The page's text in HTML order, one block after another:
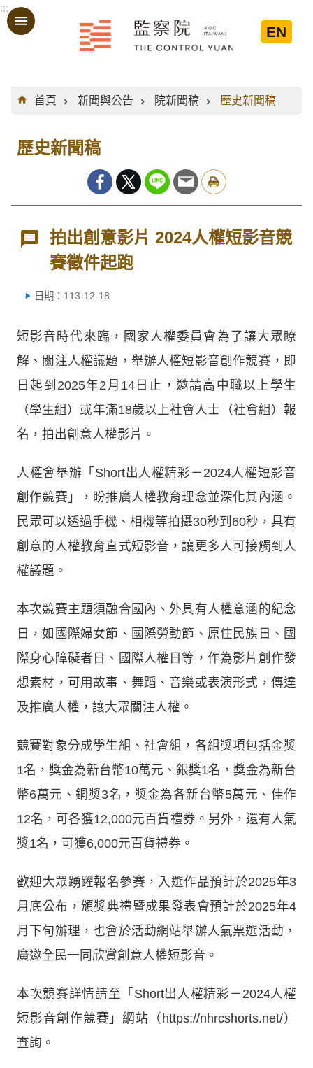
跳到主要內容區塊
:::
EN
:::
首頁
新聞與公告 院新聞稿 歷史新聞稿
歷史新聞稿
拍出創意影片 2024人權短影音競
賽徵件起跑
日期：113-12-18
短影音時代來臨，國家人權委員會為了讓大眾瞭
解、關注人權議題，舉辦人權短影音創作競賽，即
日起到2025年2月14日止，邀請高中職以上學生
（學生組）或年滿18歲以上社會人士（社會組）報
名，拍出創意人權影片。
人權會舉辦「Short出人權精彩－2024人權短影音
創作競賽」，盼推廣人權教育理念並深化其內涵。
民眾可以透過手機、相機等拍攝30秒到60秒，具有
創意的人權教育直式短影音，讓更多人可接觸到人
權議題。
本次競賽主題須融合國內、外具有人權意涵的紀念
日，如國際婦女節、國際勞動節、原住民族日、國
際身心障礙者日、國際人權日等，作為影片創作發
想素材，可用故事、舞蹈、音樂或表演形式，傳達
及推廣人權，讓大眾關注人權。
競賽對象分成學生組、社會組，各組獎項包括金獎
1名，獎金為新台幣10萬元、銀獎1名，獎金為新台
幣6萬元、銅獎3名，獎金為各新台幣5萬元、佳作
12名，可各獲12,000元百貨禮券。另外，還有人氣
獎1名，可獲6,000元百貨禮券。
歡迎大眾踴躍報名參賽，入選作品預計於2025年3
月底公布，頒獎典禮暨成果發表會預計於2025年4
月下旬辦理，也會於活動網站舉辦人氣票選活動，
廣邀全民一同欣賞創意人權短影音。
本次競賽詳情請至「Short出人權精彩－2024人權
短影音創作競賽」網站（https://nhrcshorts.net/）
查詢。